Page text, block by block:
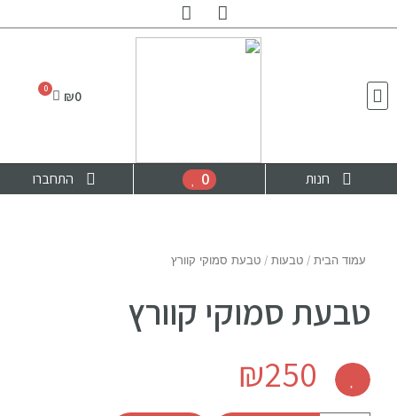
₪0
חנות 0 התחברו
עמוד הבית / טבעות / טבעת סמוקי קוורץ
טבעת סמוקי קוורץ
₪250